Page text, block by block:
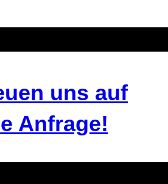
uns auf
Anfrage!